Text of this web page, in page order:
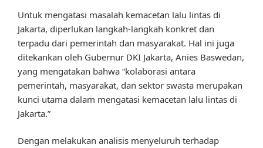
Untuk mengatasi masalah kemacetan lalu lintas di
Jakarta, diperlukan langkah-langkah konkret dan
terpadu dari pemerintah dan masyarakat. Hal ini juga
ditekankan oleh Gubernur DKI Jakarta, Anies Baswedan,
yang mengatakan bahwa “kolaborasi antara
pemerintah, masyarakat, dan sektor swasta merupakan
kunci utama dalam mengatasi kemacetan lalu lintas di
Jakarta.”
Dengan melakukan analisis menyeluruh terhadap